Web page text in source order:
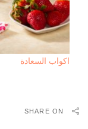
اكواب السعادة
SHARE ON